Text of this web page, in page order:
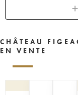
CHÂTEAU
EN VENTE